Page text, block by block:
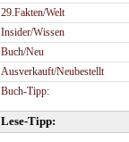
29.Fakten/Welt
Insider/Wissen
Buch/Neu
Ausverkauft/Neubestellt
Buch-Tipp:
Lese-Tipp: